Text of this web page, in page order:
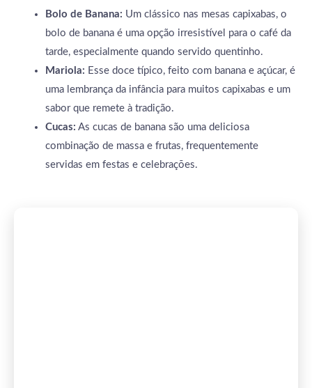
Bolo de Banana: Um clássico nas mesas capixabas, o
bolo de banana é uma opção irresistível para o café da
tarde, especialmente quando servido quentinho.
Mariola: Esse doce típico, feito com banana e açúcar, é
uma lembrança da infância para muitos capixabas e um
sabor que remete à tradição.
Cucas: As cucas de banana são uma deliciosa
combinação de massa e frutas, frequentemente
servidas em festas e celebrações.